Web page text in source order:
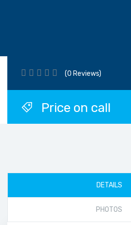
(0 Reviews)
Price on call
DETAILS
PHOTOS